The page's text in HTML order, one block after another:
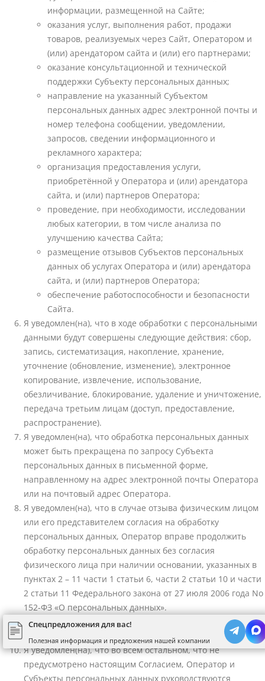
информации, размещенной на Сайте;
оказания услуг, выполнения работ, продажи
товаров, реализуемых через Сайт, Оператором и
(или) арендатором сайта и (или) его партнерами;
оказание консультационной и технической
поддержки Субъекту персональных данных;
направление на указанный Субъектом
персональных данных адрес электронной почты и
номер телефона сообщении, уведомлении,
запросов, сведении информационного и
рекламного характера;
организация предоставления услуги,
приобретённой у Оператора и (или) арендатора
сайта, и (или) партнеров Оператора;
проведение, при необходимости, исследовании
любых категории, в том числе анализа по
улучшению качества Сайта;
размещение отзывов Субъектов персональных
данных об услугах Оператора и (или) арендатора
сайта, и (или) партнеров Оператора;
обеспечение работоспособности и безопасности
Сайта.
Я уведомлен(на), что в ходе обработки с персональными
данными будут совершены следующие действия: сбор,
запись, систематизация, накопление, хранение,
уточнение (обновление, изменение), электронное
копирование, извлечение, использование,
обезличивание, блокирование, удаление и уничтожение,
передача третьим лицам (доступ, предоставление,
распространение).
Я уведомлен(на), что обработка персональных данных
может быть прекращена по запросу Субъекта
персональных данных в письменной форме,
направленному на адрес электронной почты Оператора
или на почтовый адрес Оператора.
Я уведомлен(на), что в случае отзыва физическим лицом
или его представителем согласия на обработку
персональных данных, Оператор вправе продолжить
обработку персональных данных без согласия
физического лица при наличии основании, указанных в
пунктах 2 – 11 части 1 статьи 6, части 2 статьи 10 и части
2 статьи 11 Федерального закона от 27 июля 2006 года No
152-ФЗ «О персональных данных».
Я уведомлен(на), что Согласие действует все время до
момента прекращения обработки персональных данных.
Я уведомлен(на), что во всем остальном, что не
предусмотрено настоящим Согласием, Оператор и
Субъекты персональных данных руководствуются
Спецпредложения для вас!
Полезная информация и предложения нашей компании